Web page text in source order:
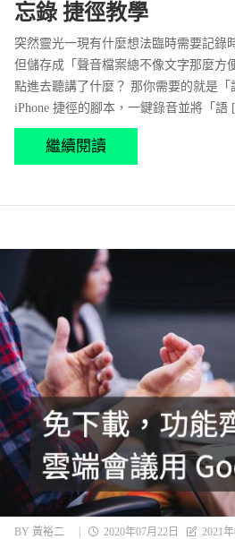
忘錄 捷徑教學
突然靈光一現有什麼想法臨時需要記
但儲存成「聲音檔案總不像文字那麼方
點進去聽講了什麼？ 那你需要的就是
iPhone 捷徑的腳本，一鍵錄音並將「
繼續閱讀
BY 黃裕二 | 2020年07月22日 2021